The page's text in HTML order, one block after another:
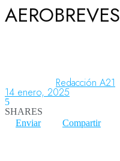
Aeronáutica
Aeropuertos
AEROBREVES
Redacción A21
14 enero, 2025
5
SHARES
Enviar
Compartir